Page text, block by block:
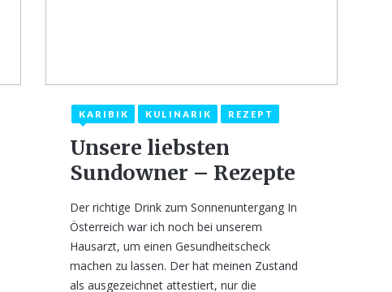
15. März 2021 6
KARIBIK KULINARIK REZEPT
Unsere liebsten
Sundowner – Rezepte
Der richtige Drink zum Sonnenuntergang In
Österreich war ich noch bei unserem
Hausarzt, um einen Gesundheitscheck
machen zu lassen. Der hat meinen Zustand
als ausgezeichnet attestiert, nur die